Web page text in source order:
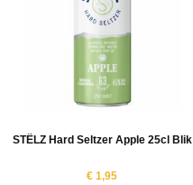
STËLZ Hard Seltzer Apple 25cl Blik
€ 1,95